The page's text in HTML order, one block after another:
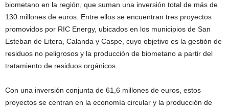
biometano en la región, que suman una inversión total de más de
130 millones de euros. Entre ellos se encuentran tres proyectos
promovidos por RIC Energy, ubicados en los municipios de San
Esteban de Litera, Calanda y Caspe, cuyo objetivo es la gestión de
residuos no peligrosos y la producción de biometano a partir del
tratamiento de residuos orgánicos.
Con una inversión conjunta de 61,6 millones de euros, estos
proyectos se centran en la economía circular y la producción de